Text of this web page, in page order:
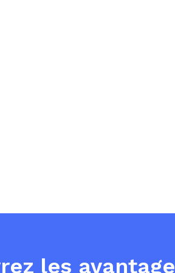
les